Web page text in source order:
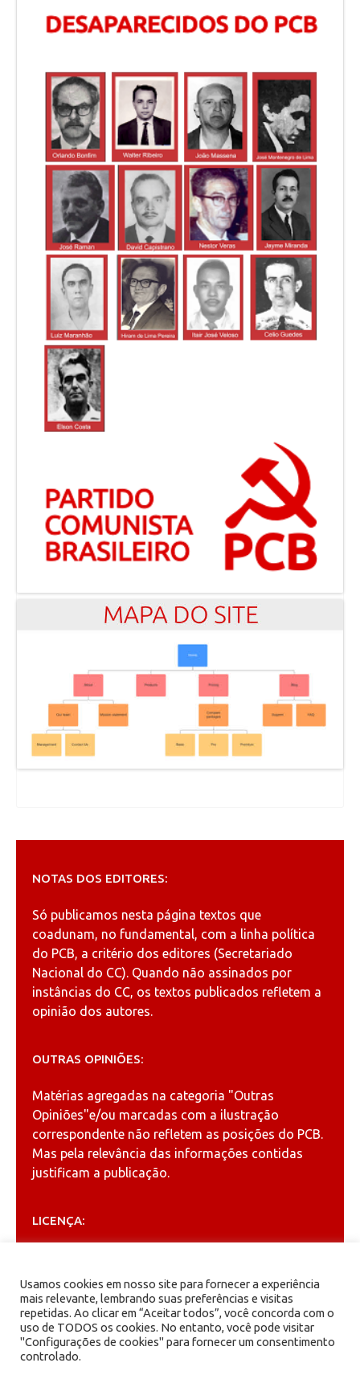
NOTAS DOS EDITORES:
Só publicamos nesta página textos que
coadunam, no fundamental, com a linha política
do PCB, a critério dos editores (Secretariado
Nacional do CC). Quando não assinados por
instâncias do CC, os textos publicados refletem a
opinião dos autores.
OUTRAS OPINIÕES:
Matérias agregadas na categoria "Outras
Opiniões"e/ou marcadas com a ilustração
correspondente não refletem as posições do PCB.
Mas pela relevância das informações contidas
justificam a publicação.
LICENÇA:
Creative Commons
ARQUIVOS
Arquivos
Usamos cookies em nosso site para fornecer a experiência
mais relevante, lembrando suas preferências e visitas
repetidas. Ao clicar em “Aceitar todos”, você concorda com o
uso de TODOS os cookies. No entanto, você pode visitar
"Configurações de cookies" para fornecer um consentimento
controlado.